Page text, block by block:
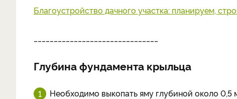
Благоустройство дачного участка: планируем,
Глубина фундамента крыльца
Необходимо выкопать яму глубиной около 0,5